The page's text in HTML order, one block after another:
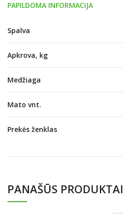
PAPILDOMA INFORMACIJA
Spalva
Apkrova, kg
Medžiaga
Mato vnt.
Prekės ženklas
PANAŠŪS PRODUKTAI